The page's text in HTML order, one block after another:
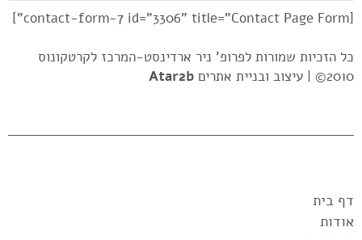
[contact-form-7 id="3306" title="Contact Page Form"]
כל הזכיות שמורות לפרופ' ניר ארדינסט-המרכז לקרטקונוס
2010© |
עיצוב ובניית אתרים Atar2b
דף בית
אודות